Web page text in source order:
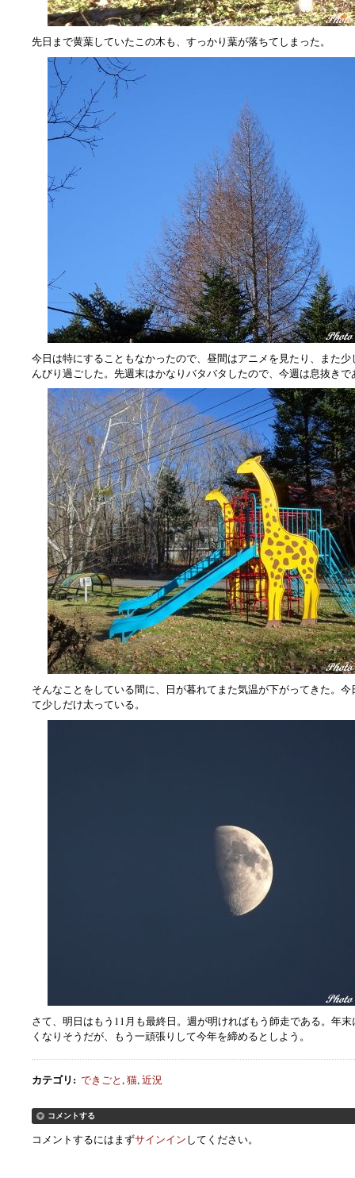
先日まで黄葉していたこの木も、すっかり葉が落ちてしまった。
今日は特にすることもなかったので、昼間はアニメを見たり、また
んびり過ごした。先週末はかなりバタバタしたので、今週は息抜きで
そんなことをしている間に、日が暮れてまた気温が下がってきた。
て少しだけ太っている。
さて、明日はもう11月も最終日。週が明ければもう師走である。年
くなりそうだが、もう一頑張りして今年を締めるとしよう。
カテゴリ: できごと,猫,近況
コメントする
コメントするにはまずサインインしてください。